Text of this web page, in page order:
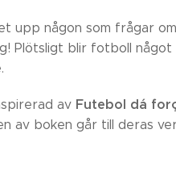
upp någon som frågar
Plötsligt blir fotboll något
av Futebol dá
av boken går till deras